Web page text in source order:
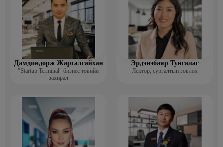
Дамдиндорж Жаргалсайхан
"Startup Terminal" бизнес төвийн
захирал
Эрдэнэбаяр Тунгалаг
Лектор, сургалтын зөвлөх